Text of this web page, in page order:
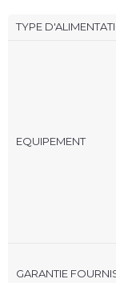
TYPE
EQUIPEMENT
GARANTIE